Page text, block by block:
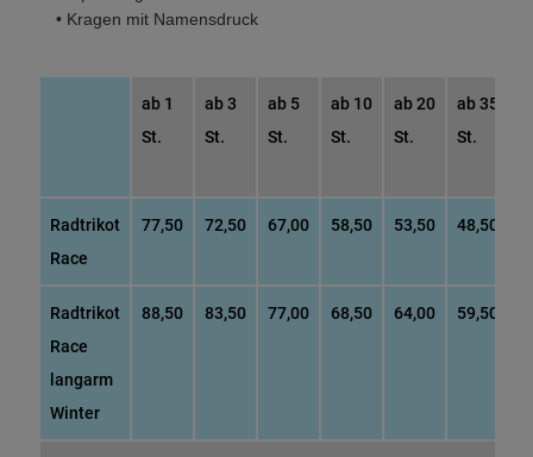
• Kragen mit Namensdruck
ab 1
St.
ab 3
St.
ab 5
St.
ab 10
St.
ab 20
St.
ab 35
St.
Radtrikot
Race
77,50 72,50 67,00 58,50 53,50 48,50
Radtrikot
Race
langarm
Winter
88,50 83,50 77,00 68,50 64,00 59,50